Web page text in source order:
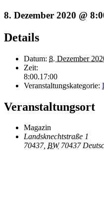
8. Dezember 2020 @
Details
Datum: 8. Dezember
Zeit:
8:00.17:00
Veranstaltungskategorie:
Veranstaltungsort
Magazin
Landsknechtstraße 1
70437, BW 70437